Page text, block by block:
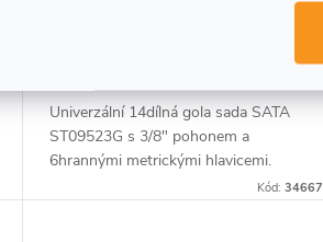
Univerzální 14dílná gola sada SATA
ST09523G s 3/8" pohonem a
6hrannými metrickými hlavicemi.
Kód: 34667